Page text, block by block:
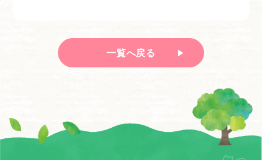
一覧へ戻る